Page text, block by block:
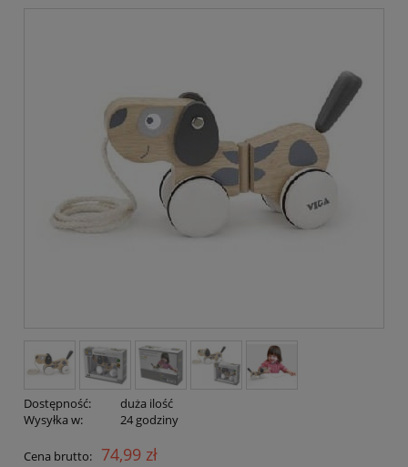
Dostępność:
duża ilość
Wysyłka w:
24 godziny
Cena brutto: 74,99 zł